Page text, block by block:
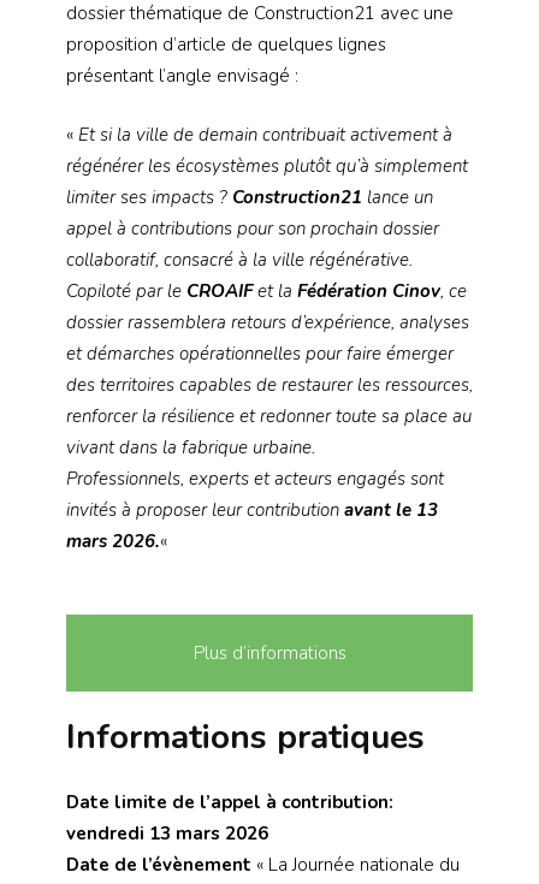
dossier thématique de Construction21 avec une
proposition d’article de quelques lignes
présentant l’angle envisagé :
« Et si la ville de demain contribuait activement à
régénérer les écosystèmes plutôt qu’à simplement
limiter ses impacts ? Construction21 lance un
appel à contributions pour son prochain dossier
collaboratif, consacré à la ville régénérative.
Copiloté par le CROAIFet la Fédération Cinov, ce
dossier rassemblera retours d’expérience, analyses
et démarches opérationnelles pour faire émerger
des territoires capables de restaurer les ressources,
renforcer la résilience et redonner toute sa place au
vivant dans la fabrique urbaine.
Professionnels, experts et acteurs engagés sont
invités à proposer leur contribution avant le 13
mars 2026.«
Plus d’informations
Informations pratiques
Date limite de l’appel à contribution:
vendredi 13 mars 2026
Date de l’évènement « La Journée nationale du